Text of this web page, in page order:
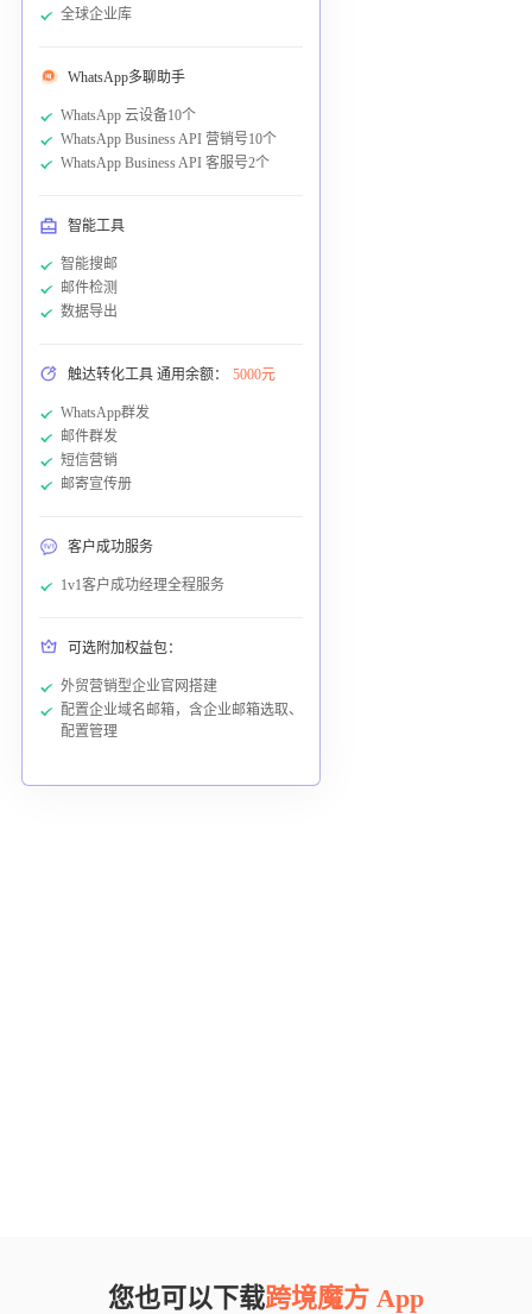
全球企业库
WhatsApp多聊助手
WhatsApp 云设备10个
WhatsApp Business API 营销号10个
WhatsApp Business API 客服号2个
智能工具
智能搜邮
邮件检测
数据导出
触达转化工具 通用余额： 5000元
WhatsApp群发
邮件群发
短信营销
邮寄宣传册
客户成功服务
1v1客户成功经理全程服务
可选附加权益包：
外贸营销型企业官网搭建
配置企业域名邮箱，含企业邮箱选取、
配置管理
您也可以下载跨境魔方 App